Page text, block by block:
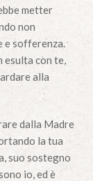
metter
non
e sofferenza.
esulta con te,
alla
dalla Madre
la tua
suo sostegno
io, ed è